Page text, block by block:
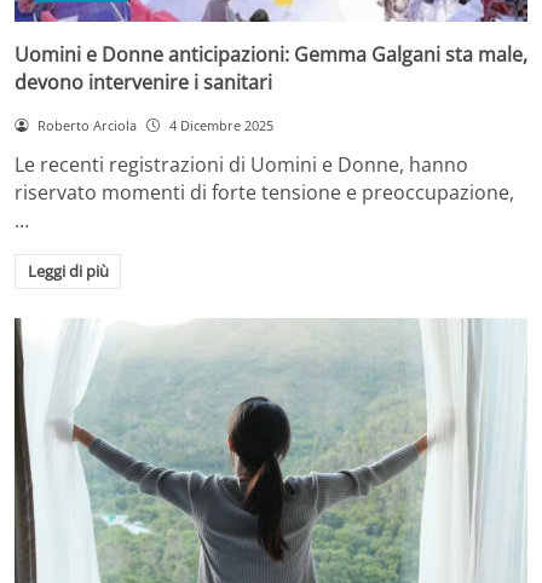
Uomini e Donne anticipazioni: Gemma Galgani sta male,
devono intervenire i sanitari
Roberto Arciola 4 Dicembre 2025
Le recenti registrazioni di Uomini e Donne, hanno
riservato momenti di forte tensione e preoccupazione,
…
Leggi di più